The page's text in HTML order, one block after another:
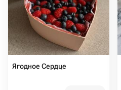
Ягодное Сердце